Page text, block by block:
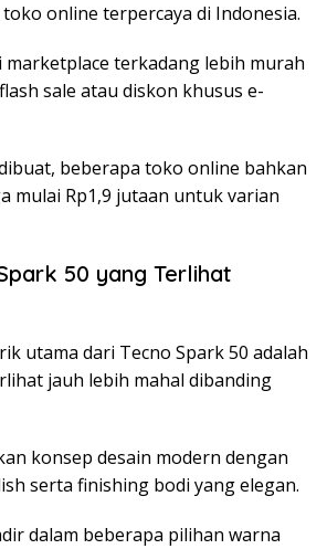
online terpercaya di Indonesia.
marketplace terkadang lebih murah
sale atau diskon khusus e-
beberapa toko online bahkan
mulai Rp1,9 jutaan untuk varian
50 yang Terlihat
utama dari Tecno Spark 50 adalah
jauh lebih mahal dibanding
konsep desain modern dengan
serta finishing bodi yang elegan.
dalam beberapa pilihan warna